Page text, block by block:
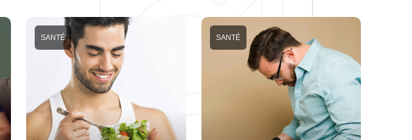
SANTÉ SANTÉ